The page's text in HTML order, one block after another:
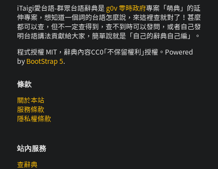
iTaigi愛台語-群眾台語辭典是 g0v 零時政府專案「萌典」的延
伸專案，想知道一個詞的台語怎麼說，來這裡查就對了！甚麼
都可以查，但不一定查得到，查不到時可以發問，或者自己發
明台語講法貢獻給大家，簡單說就是「自己的辭典自己編」。
程式授權 MIT，辭典內容CC0｢不保留權利｣授權。Powered
by BootStrap 5.
條款
關於本站
服務條款
隱私權條款
站內服務
查辭典